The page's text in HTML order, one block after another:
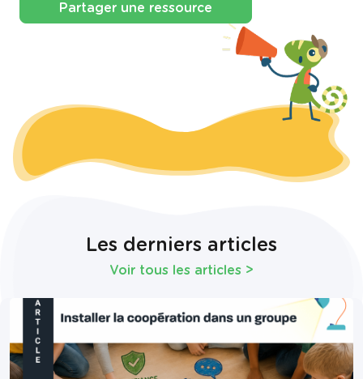
Partager une ressource
Les derniers articles
Voir tous les articles >